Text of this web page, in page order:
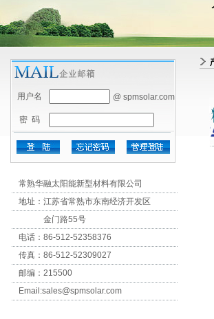
用户名 @ spmsolar.com
密 码
常熟华融太阳能新型材料有限公司
地址：江苏省常熟市东南经济开发区
金门路55号
电话：86-512-52358376
传真：86-512-52309027
邮编：215500
Email:sales@spmsolar.com